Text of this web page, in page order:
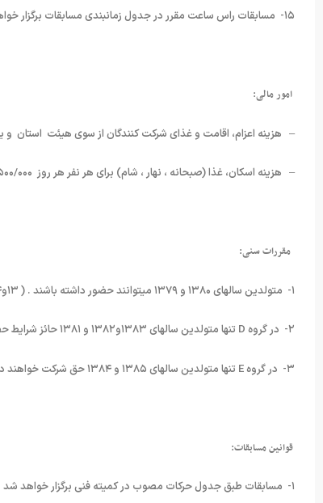
۱۵- مسابقات راس ساعت مقرر در جدول زمانبندی مسابقات برگزار خواهد شد تاخیر و عدم حضور به موقع به منزله انصراف از مسابقه محسوب می گردد.
 امور مالی:
– هزینه اعزام، اقامت و غذای شرکت کنندگان از سوی هیئت استان
– هزینه اسکان، غذا (صبحانه ، نهار ، شام) برای هر نفر هر روز ۵۰۰/۰۰۰ ریال (پانصد هزار ریال) جمعا سه روز ۱/۵۰۰/۰۰۰ ریال میباشد.
 مقررات سنی:
۱- متولدین سالهای ۱۳۸۰ و ۱۳۷۹ میتوانند حضور داشته باشند . ( ۱۳و۱۴ سال )، ( طبق قانون )
۲- در گروه D تنها متولدین سالهای ۱۳۸۳و۱۳۸۲ و ۱۳۸۱ حائز شرایط حضور هستند. (۱۰و۱۱ و ۱۲ سال )
۳- در گروه E تنها متولدین سالهای ۱۳۸۵ و ۱۳۸۴ حق شرکت خواهند داشت . (زیر ۹ سال )
قوانین مسابقات:
۱- مسابقات طبق جدول حرکات مصوب در کمیته فنی برگزار خواهد